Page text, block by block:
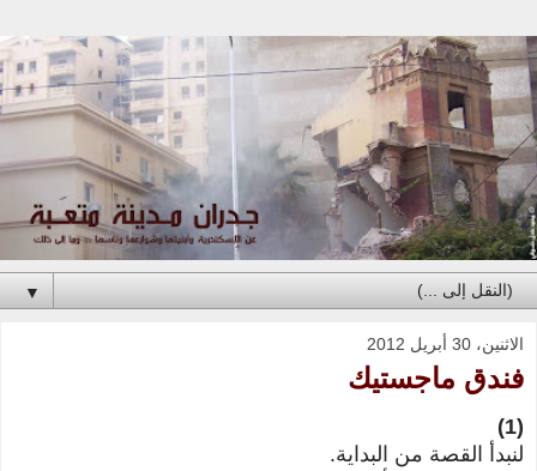
▼
الاثنين، 30 أبريل 2012
فندق ماجستيك
(1)
لنبدأ القصة من البداية.